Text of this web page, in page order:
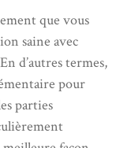
que vous
saine avec
d’autres termes,
pour
parties